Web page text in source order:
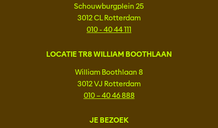
Schouwburgplein 25
3012 CL Rotterdam
010 - 40 44 111
LOCATIE TR8 WILLIAM BOOTHLAAN
William Boothlaan 8
3012 VJ Rotterdam
010 – 40 46 888
JE BEZOEK